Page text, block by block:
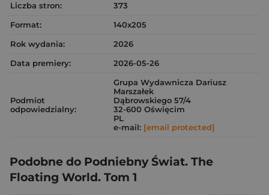
Liczba stron:
373
Format:
140x205
Rok wydania:
2026
Data premiery:
2026-05-26
Podmiot
odpowiedzialny:
Grupa Wydawnicza Dariusz
Marszałek
Dąbrowskiego 57/4
32-600 Oświęcim
PL
e-mail: [email protected]
Podobne do Podniebny Świat. The
Floating World. Tom 1